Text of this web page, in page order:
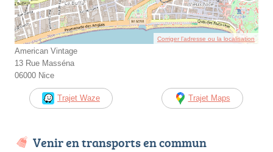
Corriger l’adresse ou la localisation
American Vintage
13 Rue Masséna
06000 Nice
Trajet Waze Trajet Maps
Venir en transports en commun